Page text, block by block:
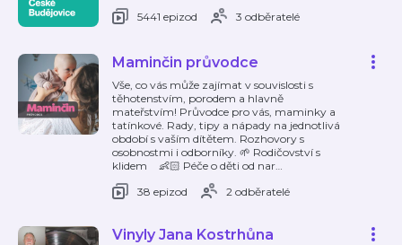
5441 epizod
3 odběratelé
Maminčin průvodce
Vše, co vás může zajímat v souvislosti s
těhotenstvím, porodem a hlavně
mateřstvím! Průvodce pro vás, maminky a
tatínkové. Rady, tipy a nápady na jednotlivá
období s vaším dítětem. Rozhovory s
osobnostmi i odborníky. 🌱 Rodičovství s
klidem 👶🏻 Péče o děti od nar…
38 epizod
2 odběratelé
Vinyly Jana Kostrhůna